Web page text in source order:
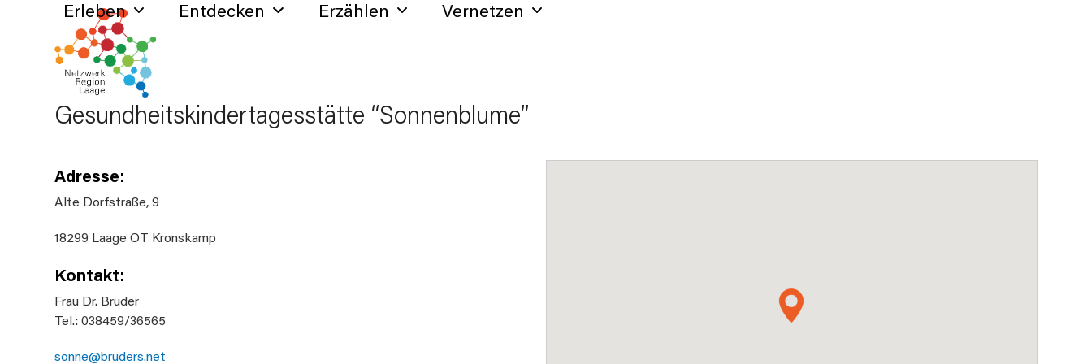
Erleben Entdecken Erzählen Vernetzen
Gesundheitskindertagesstätte “Sonnenblume”
Adresse:
Alte Dorfstraße, 9
18299 Laage OT Kronskamp
Kontakt:
Frau Dr. Bruder
Tel.: 038459/36565
sonne@bruders.net